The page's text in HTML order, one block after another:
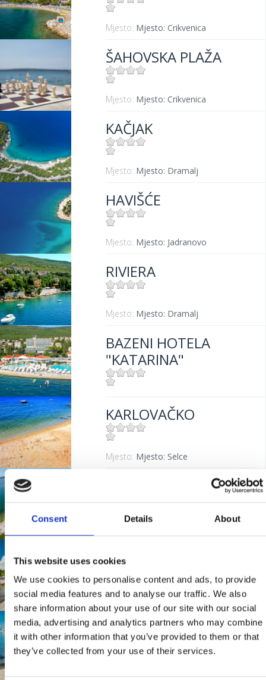
Consent Details About
This website uses cookies
We use cookies to personalise content and ads, to provide
social media features and to analyse our traffic. We also
share information about your use of our site with our social
media, advertising and analytics partners who may combine
it with other information that you’ve provided to them or that
they’ve collected from your use of their services.
Mjesto: Mjesto: Crikvenica
ŠAHOVSKA PLAŽA
Mjesto: Mjesto: Crikvenica
KAČJAK
Mjesto: Mjesto: Dramalj
HAVIŠĆE
Mjesto: Mjesto: Jadranovo
RIVIERA
Mjesto: Mjesto: Dramalj
BAZENI HOTELA
"KATARINA"
KARLOVAČKO
Mjesto: Mjesto: Selce
INTERNATIONAL
OMORIKA
Mjesto:Mjesto: Crikvenica
GRADSKO
KUPALIŠTE
CRIKVENICA